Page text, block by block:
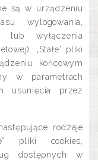
są w urządzeniu
wylogowania,
lub wyłączenia
„Stałe” pliki
końcowym
w parametrach
usunięcia przez
rodzaje
pliki cookies,
dostępnych w